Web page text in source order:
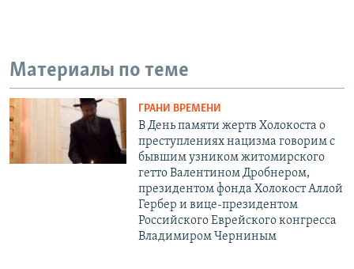
Материалы по теме
ГРАНИ ВРЕМЕНИ
В День памяти жертв Холокоста о
преступлениях нацизма говорим с
бывшим узником житомирского
гетто Валентином Дробнером,
президентом фонда Холокост Аллой
Гербер и вице-президентом
Российского Еврейского конгресса
Владимиром Черниным